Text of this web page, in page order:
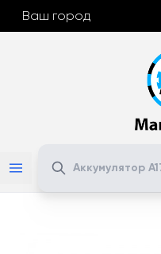
Ваш город